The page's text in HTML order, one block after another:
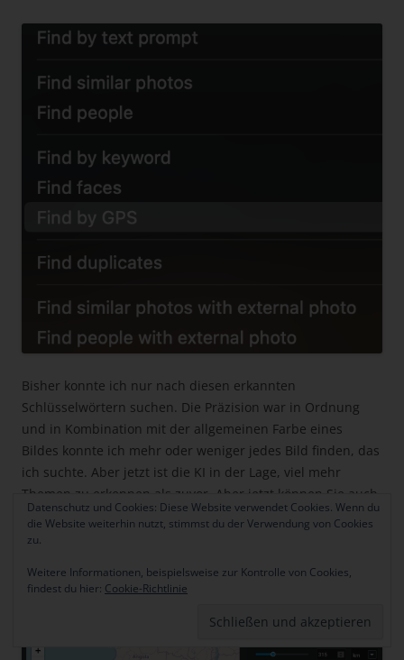
Bisher konnte ich nur nach diesen erkannten
Schlüsselwörtern suchen. Die Präzision war in Ordnung
und in Kombination mit der allgemeinen Farbe eines
Bildes konnte ich mehr oder weniger jedes Bild finden, das
ich suchte. Aber jetzt ist die KI in der Lage, viel mehr
Themen zu erkennen als zuvor. Aber jetzt können Sie auch
nach Personen, Gesichtern und schließlich nach GPS
suchen. Besonders wichtig ist mir die GPS-Fähigkeit.
Datenschutz und Cookies: Diese Website verwendet Cookies. Wenn du
die Website weiterhin nutzt, stimmst du der Verwendung von Cookies
zu.
Weitere Informationen, beispielsweise zur Kontrolle von Cookies,
findest du hier: Cookie-Richtlinie